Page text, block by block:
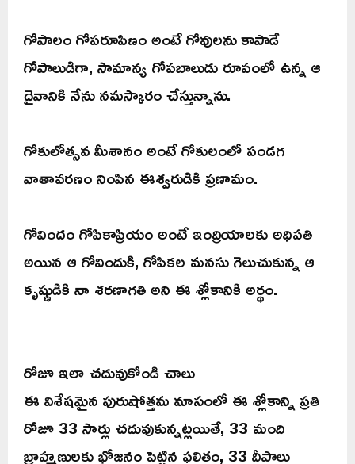
గోపాలం గోపరూపిణం అంటే గోవులను కాపాడే
గోపాలుడిగా, సామాన్య గోపబాలుడు రూపంలో ఉన్న ఆ
దైవానికి నేను నమస్కారం చేస్తున్నాను.
గోకులోత్సవ మీశానం అంటే గోకులంలో పండగ
వాతావరణం నింపిన ఈశ్వరుడికి ప్రణామం.
గోవిందం గోపికాప్రియం అంటే ఇంద్రియాలకు అధిపతి
అయిన ఆ గోవిందుకి, గోపికల మనసు గెలుచుకున్న ఆ
కృష్ణుడికి నా శరణాగతి అని ఈ శ్లోకానికి అర్థం.
రోజూ ఇలా చదువుకోండి చాలు
ఈ విశేషమైన పురుషోత్తమ మాసంలో ఈ శ్లోకాన్ని ప్రతి
రోజూ 33 సార్లు చదువుకున్నట్లయితే, 33 మంది
బ్రాహ్మణులకు భోజనం పెట్టిన ఫలితం, 33 దీపాలు